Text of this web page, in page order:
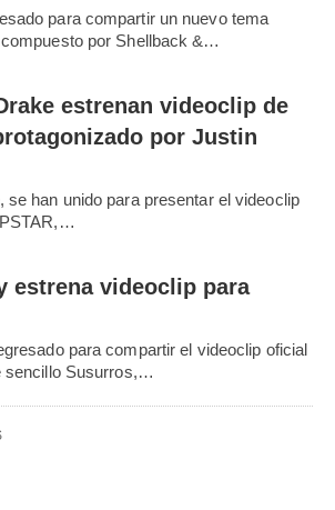
para compartir un nuevo tema
por Shellback &…
estrenan videoclip de
protagonizado por Justin
se han unido para presentar el videoclip
estrena videoclip para
para compartir el videoclip oficial
sencillo Susurros,…